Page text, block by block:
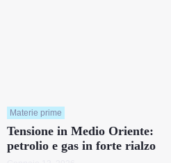
Materie prime
Tensione in Medio Oriente:
petrolio e gas in forte rialzo